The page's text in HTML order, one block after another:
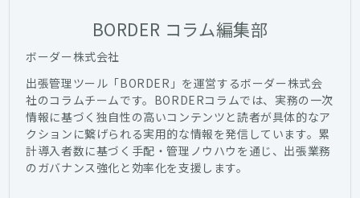
BORDER コラム編集部
ボーダー株式会社
出張管理ツール「BORDER」を運営するボーダー株式会
社のコラムチームです。BORDERコラムでは、実務の一次
情報に基づく独自性の高いコンテンツと読者が具体的なア
クションに繋げられる実用的な情報を発信しています。累
計導入者数に基づく手配・管理ノウハウを通じ、出張業務
のガバナンス強化と効率化を支援します。